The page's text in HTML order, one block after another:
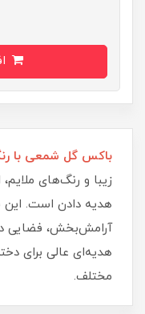
باکس گل شمعی با
زیبا و رنگ‌های
هدیه دادن است.
آرامش‌بخش، فضایی
هدیه‌ای عالی برای
مختلف.